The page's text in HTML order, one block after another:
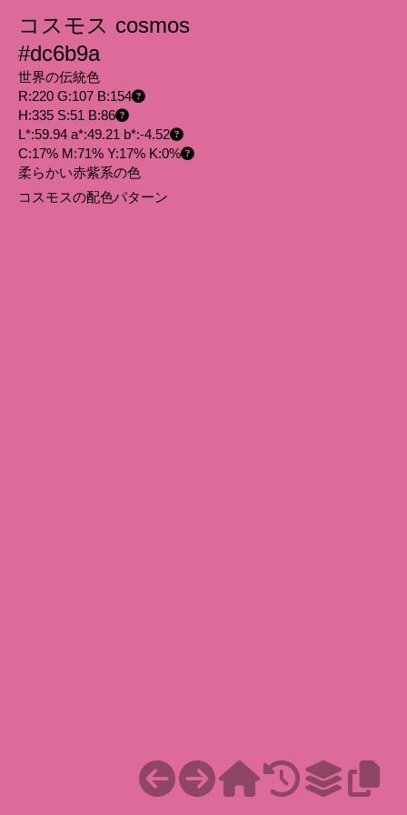
コスモス cosmos
#dc6b9a
世界の伝統色
R:220 G:107 B:154
H:335 S:51 B:86
L*:59.94 a*:49.21 b*:-4.52
C:17% M:71% Y:17% K:0%
柔らかい赤紫系の色
コスモスの配色パターン